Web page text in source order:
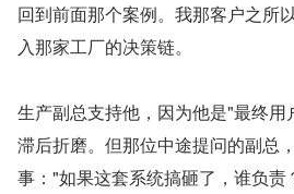
回到前面那个案例。我那客户之所
入那家工厂的决策链。
生产副总支持他，因为他是"最终
滞后折磨。但那位中途提问的副总
事："如果这套系统搞砸了，谁负责